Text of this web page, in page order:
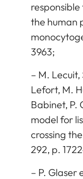
the human
3963;
– M.
Lefort, M.
Babinet, P.
model for
crossing
292, p.
– P. Glaser